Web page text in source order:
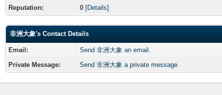
Reputation: 0 [Details]
非洲大象's Contact Details
Email:
Send 非洲大象 an email.
Private Message:
Send 非洲大象 a private message.